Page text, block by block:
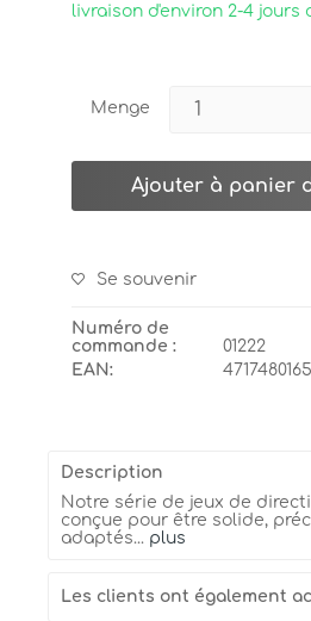
livraison d'environ 2-4 jours
Menge
Ajouter à panier
Se souvenir
Numéro de
commande :
01222
EAN:
Description
Notre série de jeux de
conçue pour être solide,
adaptés... plus
Les clients ont également